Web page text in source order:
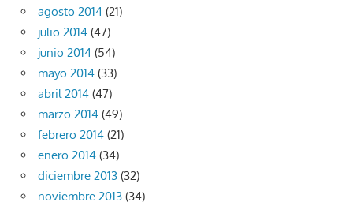
agosto 2014 (21)
julio 2014 (47)
junio 2014 (54)
mayo 2014 (33)
abril 2014 (47)
marzo 2014 (49)
febrero 2014 (21)
enero 2014 (34)
diciembre 2013 (32)
noviembre 2013 (34)